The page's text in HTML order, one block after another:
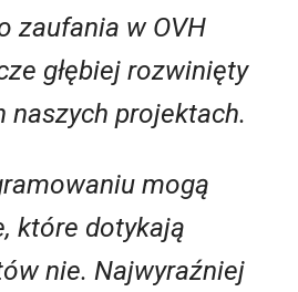
zaufania w OVH
głębiej rozwinięty
naszych projektach.
mogą
które dotykają
nie. Najwyraźniej